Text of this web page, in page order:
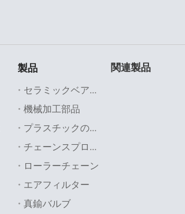
製品
セラミックベアリング
機械加工部品
プラスチックの部品
チェーンスプロケット
ローラーチェーン
エアフィルター
真鍮バルブ
関連製品